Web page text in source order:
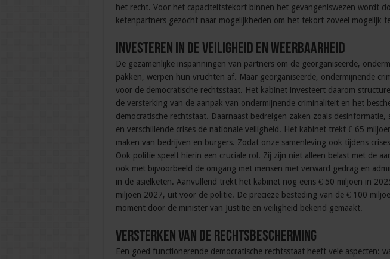
het recht. Voor het capaciteitstekort binnen het gevangeniswezen wordt
ketenpartners gezocht naar mogelijkheden om het tekort zoveel mogelijk
Investeren in de veiligheid en weerbaarheid
De gezamenlijke inspanningen van partners om de georganiseerde,
pakken, werpen hun vruchten af. Maar georganiseerde, ondermijnende
voor de democratische rechtsstaat. Het kabinet investeert daarom
de versterking van de aanpak van ondermijnende criminaliteit en het
democratische rechtstaat. Daarnaast bedreigen zaken zoals desinformatie,
en verschillende crises de nationale veiligheid. Het kabinet trekt € 65
maken van bedrijven en burgers. Zodat onze samenleving ook tijdens
Ook politie speelt hierin een cruciale rol. Zij zijn niet alleen belast met de
ook met bijvoorbeeld de omgang met mensen met verward gedrag en
in de asielketen. Aanvullend trekt het kabinet nog eens € 50 miljoen in
miljoen 2027, uit voor de politie. De precieze besteding van de € 100
moment door de minister van Justitie en veiligheid bekend gemaakt.
Versterken van de rechtsbescherming
Een goed functionerende democratische rechtsstaat heeft vele aspecten: